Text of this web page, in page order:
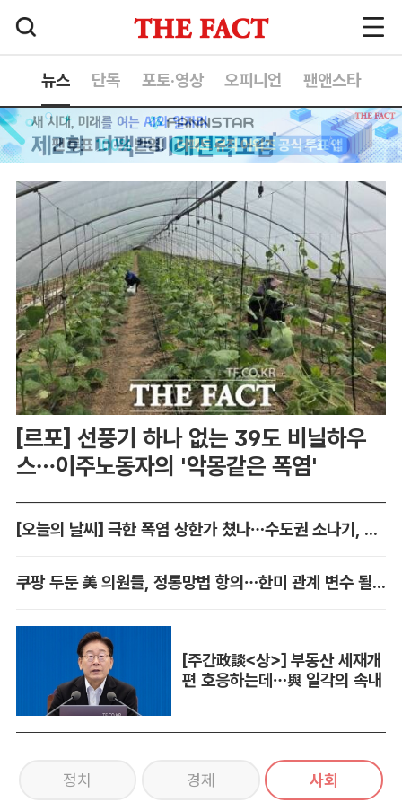
뉴스 단독 포토·영상 오피니언 팬앤스타
[르포] 선풍기 하나 없는 39도 비닐하우
스…이주노동자의 '악몽같은 폭염'
[오늘의 날씨] 극한 폭염 상한가 쳤나…수도권 소나기, 동해안에 폭우
쿠팡 두둔 美 의원들, 정통망법 항의…한미 관계 변수 될까
[주간政談<상>] 부동산 세재개
편 호응하는데…與 일각의 속내
정치 경제 사회